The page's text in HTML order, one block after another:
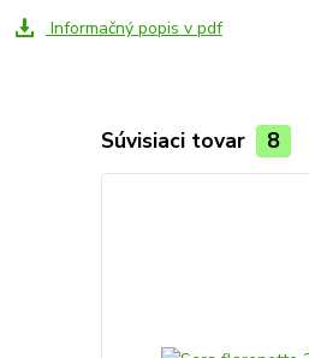
Informačný popis v pdf
Súvisiaci tovar 8